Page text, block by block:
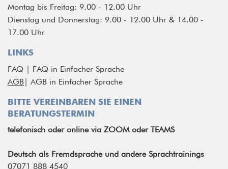
Montag bis Freitag: 9.00 - 12.00 Uhr
Dienstag und Donnerstag: 9.00 - 12.00 Uhr & 14.00 -
17.00 Uhr
LINKS
FAQ | FAQ in Einfacher Sprache
AGB| AGB in Einfacher Sprache
BITTE VEREINBAREN SIE EINEN
BERATUNGSTERMIN
telefonisch oder online via ZOOM oder TEAMS
Deutsch als Fremdsprache und andere Sprachtrainings
07071 888 4540